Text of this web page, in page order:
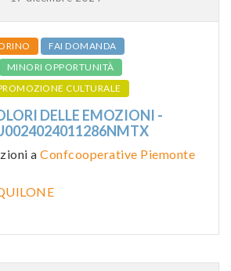
FAI DOMANDA
MINORI OPPORTUNITÀ
CULTURALE
DELLE EMOZIONI -
a Confcooperative Piemonte